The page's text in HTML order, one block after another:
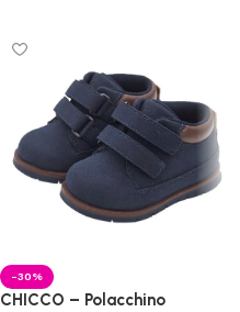
-30%
CHICCO – Polacchino